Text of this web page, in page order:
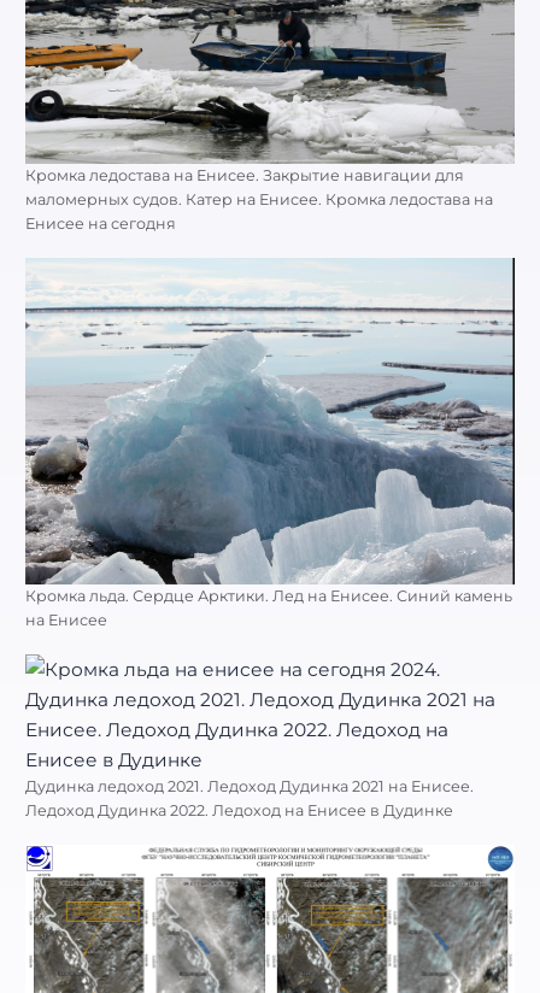
Кромка ледостава на Енисее. Закрытие навигации для
маломерных судов. Катер на Енисее. Кромка ледостава на
Енисее на сегодня
Кромка льда. Сердце Арктики. Лед на Енисее. Синий камень
на Енисее
Дудинка ледоход 2021. Ледоход Дудинка 2021 на Енисее.
Ледоход Дудинка 2022. Ледоход на Енисее в Дудинке